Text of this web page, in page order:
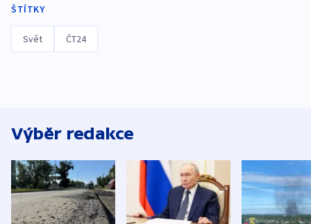
ŠTÍTKY
Svět ČT24
Výběr redakce